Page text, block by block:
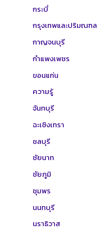
กระบี่
กรุงเทพและปริมณฑล
กาญจนบุรี
กำแพงเพชร
ขอนแก่น
ความรู้
จันทบุรี
ฉะเชิงเทรา
ชลบุรี
ชัยนาท
ชัยภูมิ
ชุมพร
นนทบุรี
นราธิวาส